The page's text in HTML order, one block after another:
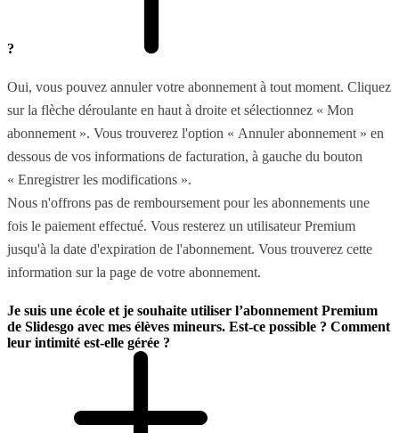
?
Oui, vous pouvez annuler votre abonnement à tout moment. Cliquez
sur la flèche déroulante en haut à droite et sélectionnez « Mon
abonnement ». Vous trouverez l'option « Annuler abonnement » en
dessous de vos informations de facturation, à gauche du bouton
« Enregistrer les modifications ».
Nous n'offrons pas de remboursement pour les abonnements une
fois le paiement effectué. Vous resterez un utilisateur Premium
jusqu'à la date d'expiration de l'abonnement. Vous trouverez cette
information sur la page de votre abonnement.
Je suis une école et je souhaite utiliser l’abonnement Premium
de Slidesgo avec mes élèves mineurs. Est-ce possible ? Comment
leur intimité est-elle gérée ?